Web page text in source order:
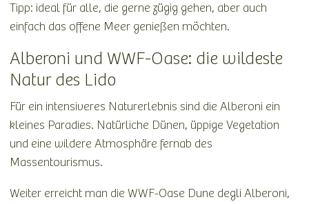
Tipp: ideal für alle, die gerne zügig gehen, aber auch
einfach das offene Meer genießen möchten.
Alberoni und WWF-Oase: die wildeste
Natur des Lido
Für ein intensiveres Naturerlebnis sind die Alberoni ein
kleines Paradies. Natürliche Dünen, üppige Vegetation
und eine wildere Atmosphäre fernab des
Massentourismus.
Weiter erreicht man die WWF-Oase Dune degli Alberoni,